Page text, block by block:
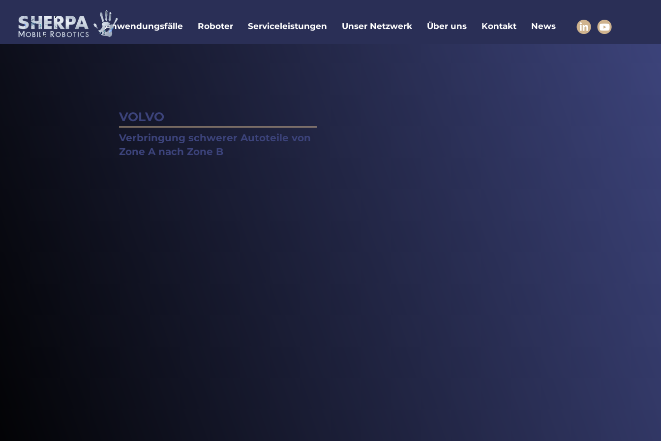
Anwendungsfälle Roboter Serviceleistungen Unser Netzwerk Über uns Kontakt News
VOLVO
Verbringung schwerer Autoteile von
Zone A nach Zone B